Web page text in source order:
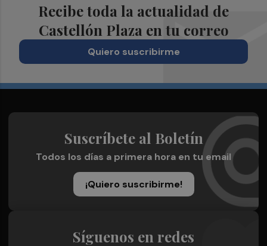
Recibe toda la actualidad de
Castellón Plaza en tu correo
Quiero suscribirme
Suscríbete al Boletín
Todos los días a primera hora en tu email
¡Quiero suscribirme!
Síguenos en redes